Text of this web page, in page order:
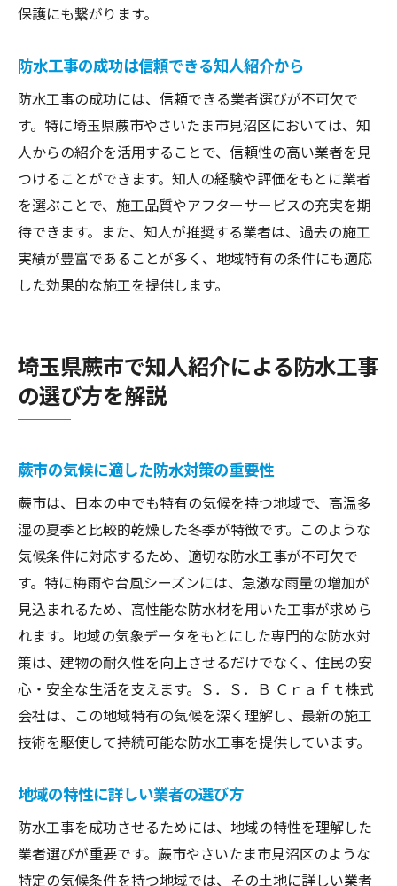
保護にも繋がります。
防水工事の成功は信頼できる知人紹介から
防水工事の成功には、信頼できる業者選びが不可欠で
す。特に埼玉県蕨市やさいたま市見沼区においては、知
人からの紹介を活用することで、信頼性の高い業者を見
つけることができます。知人の経験や評価をもとに業者
を選ぶことで、施工品質やアフターサービスの充実を期
待できます。また、知人が推奨する業者は、過去の施工
実績が豊富であることが多く、地域特有の条件にも適応
した効果的な施工を提供します。
埼玉県蕨市で知人紹介による防水工事
の選び方を解説
蕨市の気候に適した防水対策の重要性
蕨市は、日本の中でも特有の気候を持つ地域で、高温多
湿の夏季と比較的乾燥した冬季が特徴です。このような
気候条件に対応するため、適切な防水工事が不可欠で
す。特に梅雨や台風シーズンには、急激な雨量の増加が
見込まれるため、高性能な防水材を用いた工事が求めら
れます。地域の気象データをもとにした専門的な防水対
策は、建物の耐久性を向上させるだけでなく、住民の安
心・安全な生活を支えます。Ｓ．Ｓ．Ｂ Ｃｒａｆｔ株式
会社は、この地域特有の気候を深く理解し、最新の施工
技術を駆使して持続可能な防水工事を提供しています。
地域の特性に詳しい業者の選び方
防水工事を成功させるためには、地域の特性を理解した
業者選びが重要です。蕨市やさいたま市見沼区のような
特定の気候条件を持つ地域では、その土地に詳しい業者